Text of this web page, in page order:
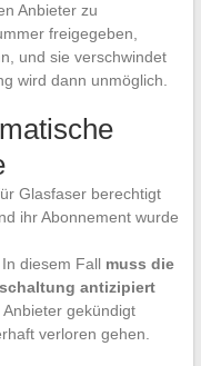
Anbieter zu
freigegeben,
und sie verschwindet
wird dann unmöglich.
Glasfaser berechtigt
ihr Abonnement wurde
diesem Fall muss die
antizipiert
Anbieter gekündigt
verloren gehen.